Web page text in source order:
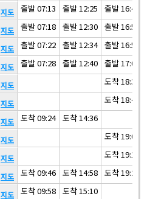
지도 출발 07:13 출발 12:25 출발 16:45
지도 출발 07:18 출발 12:30 출발 16:50
지도 출발 07:22 출발 12:34 출발 16:54
지도 출발 07:28 출발 12:40 출발 17:00
지도 도착 18:38
지도 도착 18:49
지도 도착 09:24 도착 14:36
지도 도착 19:08
지도 도착 19:19
지도 도착 09:46 도착 14:58 도착 19:28
지도 도착 09:58 도착 15:10